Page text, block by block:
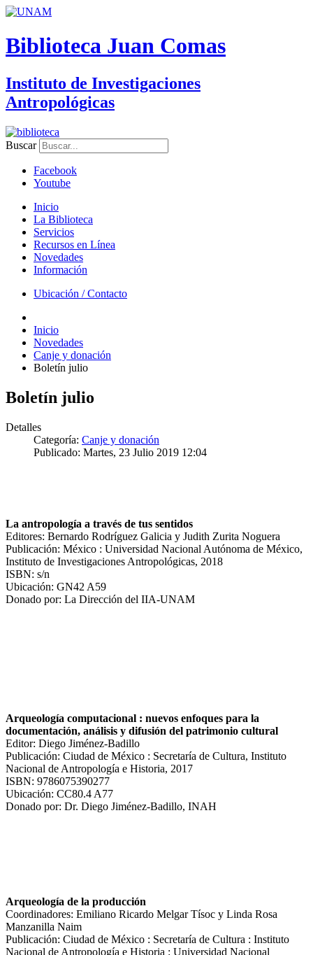
Biblioteca Juan Comas
Instituto de Investigaciones
Antropológicas
Buscar
Facebook
Youtube
Inicio
La Biblioteca
Servicios
Recursos en Línea
Novedades
Información
Ubicación / Contacto
Inicio
Novedades
Canje y donación
Boletín julio
Boletín julio
Detalles
Categoría: Canje y donación
Publicado: Martes, 23 Julio 2019 12:04
La antropología a través de tus sentidos
Editores: Bernardo Rodríguez Galicia y Judith Zurita Noguera
Publicación: México : Universidad Nacional Autónoma de México,
Instituto de Investigaciones Antropológicas, 2018
ISBN: s/n
Ubicación: GN42 A59
Donado por: La Dirección del IIA-UNAM
Arqueología computacional : nuevos enfoques para la
documentación, análisis y difusión del patrimonio cultural
Editor: Diego Jiménez-Badillo
Publicación: Ciudad de México : Secretaría de Cultura, Instituto
Nacional de Antropología e Historia, 2017
ISBN: 9786075390277
Ubicación: CC80.4 A77
Donado por: Dr. Diego Jiménez-Badillo, INAH
Arqueología de la producción
Coordinadores: Emiliano Ricardo Melgar Tísoc y Linda Rosa
Manzanilla Naim
Publicación: Ciudad de México : Secretaría de Cultura : Instituto
Nacional de Antropología e Historia : Universidad Nacional